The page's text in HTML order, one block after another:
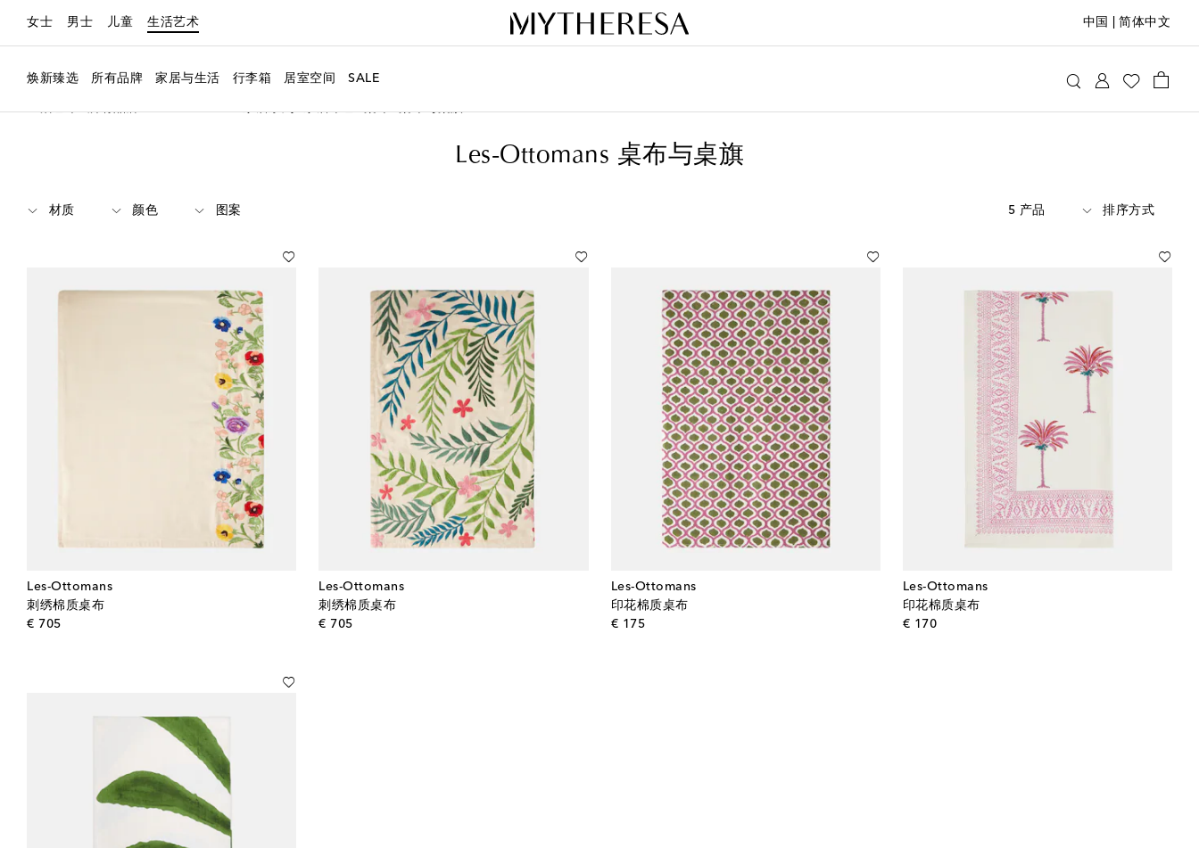
女士 男士 儿童 生活艺术 中国 简体中文
焕新臻选 所有品牌 家居与生活 行李箱 居室空间 SALE
Les-Ottomans 桌布与桌旗
材质 颜色 图案 5 产品 排序方式
Les-Ottomans
刺绣棉质桌布
€ 705original price
Les-Ottomans
刺绣棉质桌布
€ 705original price
Les-Ottomans
印花棉质桌布
€ 175original price
Les-Ottomans
印花棉质桌布
€ 170original price